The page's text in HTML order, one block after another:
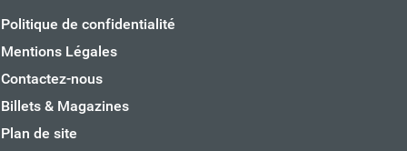
Politique de confidentialité
Mentions Légales
Contactez-nous
Billets & Magazines
Plan de site